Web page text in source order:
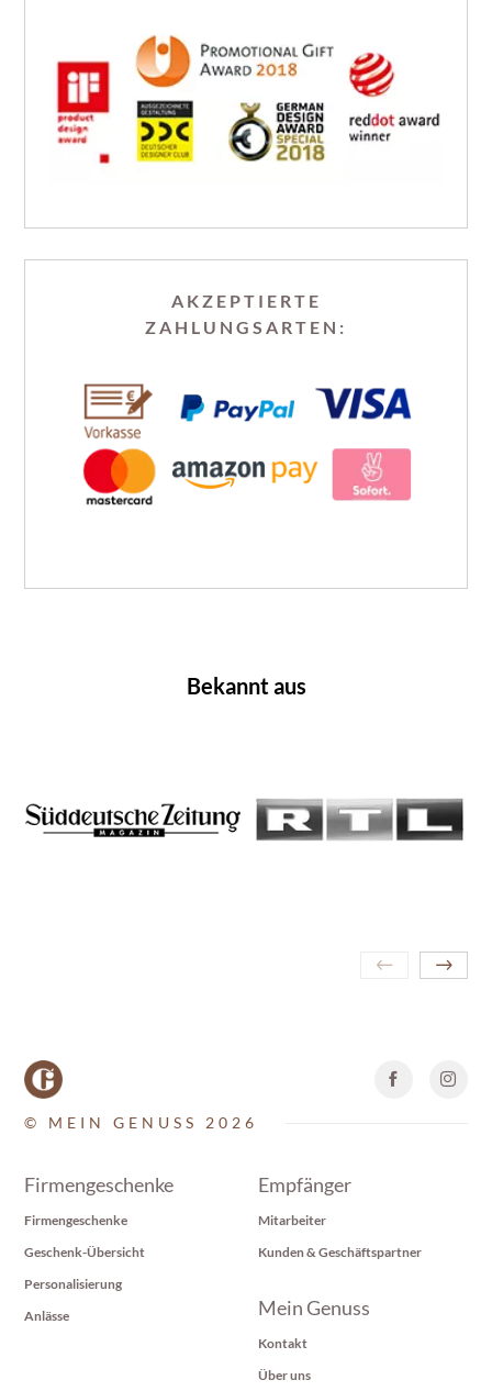
AKZEPTIERTE
ZAHLUNGSARTEN:
Bekannt aus
© MEIN GENUSS 2026
Firmengeschenke
Firmengeschenke
Geschenk-Übersicht
Personalisierung
Anlässe
Empfänger
Mitarbeiter
Kunden & Geschäftspartner
Mein Genuss
Kontakt
Über uns